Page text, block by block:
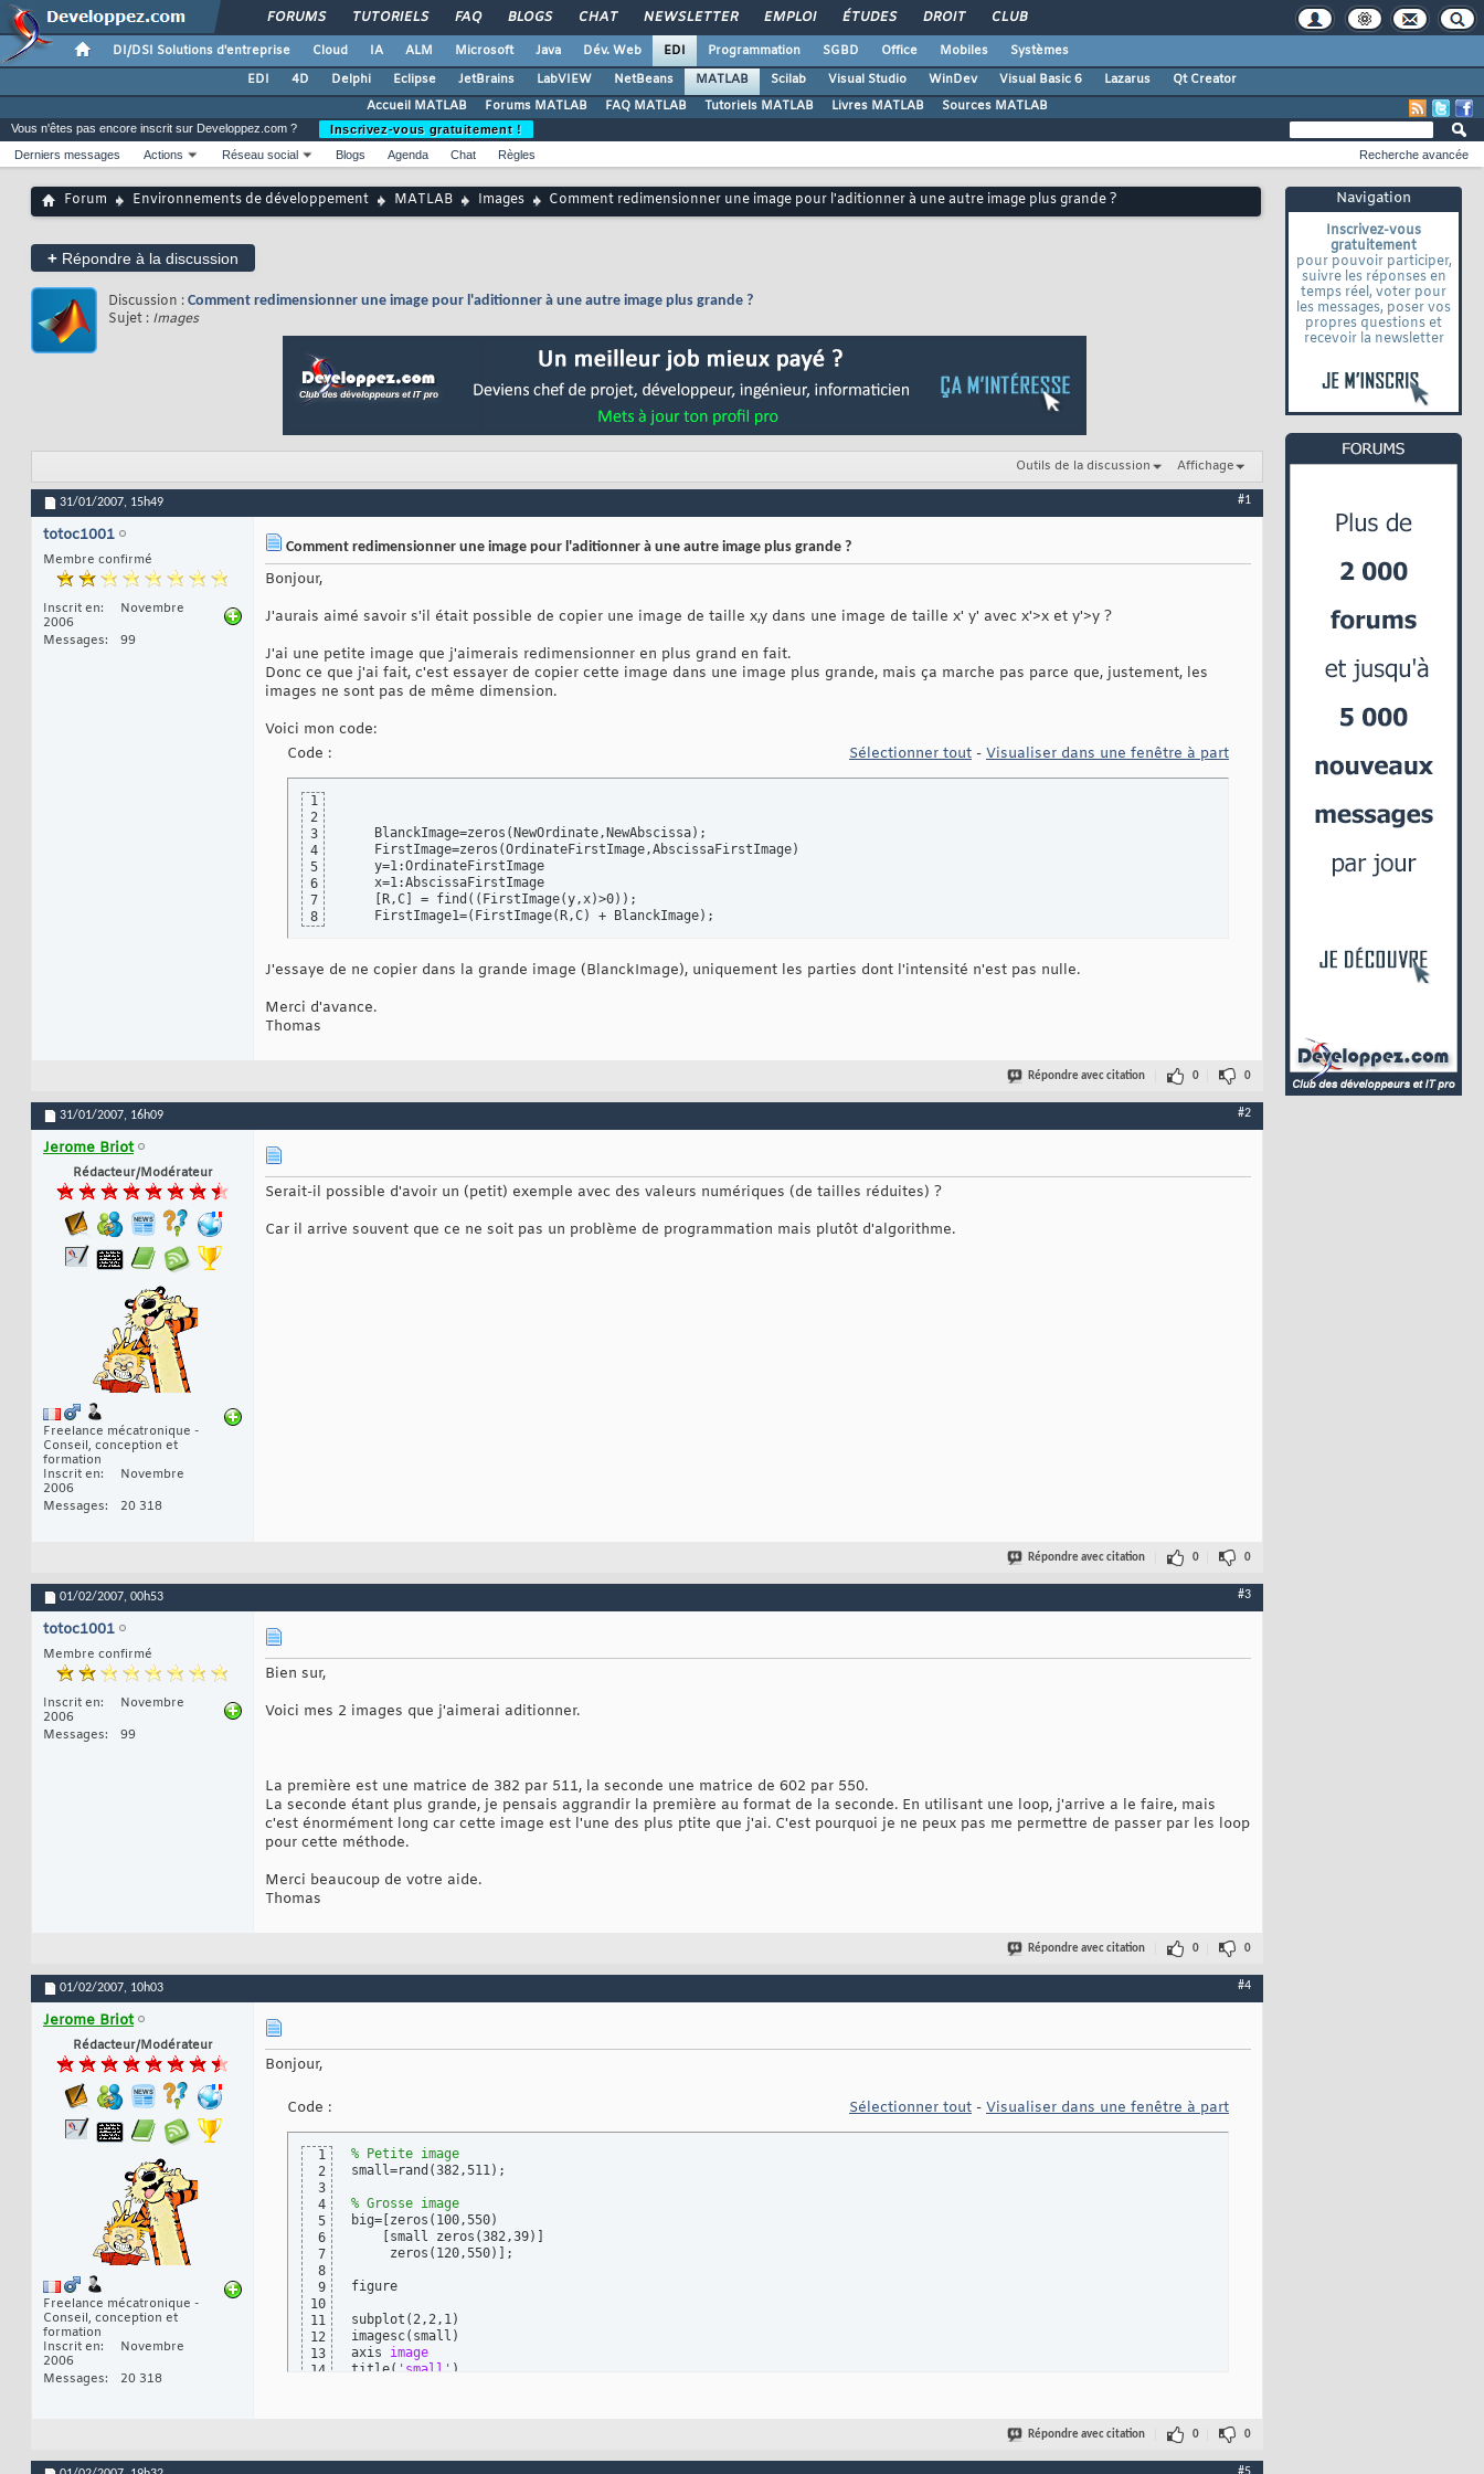
FORUMS TUTORIELS FAQ BLOGS CHAT NEWSLETTER EMPLOI ÉTUDES DROIT CLUB
DI/DSI Solutions d'entreprise Cloud IA ALM Microsoft Java Dév. Web EDI Programmation SGBD Office Mobiles
Systèmes
EDI
4D Delphi Eclipse JetBrains LabVIEW NetBeans MATLAB Scilab Visual Studio WinDev Visual Basic 6 Lazarus
Qt Creator
Accueil MATLAB
Forums MATLAB FAQ MATLAB Tutoriels MATLAB Livres MATLAB Sources MATLAB
Navigation
Inscrivez-vous
gratuitement
pour pouvoir participer,
suivre les réponses en
temps réel, voter pour
les messages, poser vos
propres questions et
recevoir la newsletter
Vous n'êtes pas encore inscrit sur Developpez.com ?
Inscrivez-vous gratuitement !
Derniers messages
Actions Réseau social Blogs Agenda Chat Règles Recherche avancée
Forum Environnements de développement MATLAB Images Comment redimensionner une image pour l'aditionner à une autre image plus grande ?
+ Répondre à la discussion
Discussion : Comment redimensionner une image pour l'aditionner à une autre image plus grande ?
Sujet : Images
Outils de la discussion Affichage
31/01/2007, 15h49 #1
totoc1001
Membre confirmé
Inscrit en
Novembre
2006
Messages
99
Comment redimensionner une image pour l'aditionner à une autre image plus grande ?
Bonjour,
J'aurais aimé savoir s'il était possible de copier une image de taille x,y dans une image de taille x' y' avec x'>x et y'>y ?
J'ai une petite image que j'aimerais redimensionner en plus grand en fait.
Donc ce que j'ai fait, c'est essayer de copier cette image dans une image plus grande, mais ça marche pas parce que, justement, les
images ne sont pas de même dimension.
Voici mon code:
Code :
Sélectionner tout - Visualiser dans une fenêtre à part
1
2
3
4
5
6
7
8
    BlanckImage=zeros
( NewOrdinate,NewAbscissa) ;
    FirstImage=zeros
(OrdinateFirstImage,AbscissaFirstImage)
    y=1:OrdinateFirstImage
    x=1:AbscissaFirstImage
R,C = find ( ( FirstImage(y,x)>0) ) ;
    FirstImage1=
( FirstImage( R,C) + BlanckImage) ;
J'essaye de ne copier dans la grande image (BlanckImage), uniquement les parties dont l'intensité n'est pas nulle.
Merci d'avance.
Thomas
Répondre avec citation 0 0
31/01/2007, 16h09 #2
Jerome Briot
Rédacteur/Modérateur
Freelance mécatronique -
Conseil, conception et
formation
Inscrit en
Novembre
2006
Messages
20 318
Serait-il possible d'avoir un (petit) exemple avec des valeurs numériques (de tailles réduites) ?
Car il arrive souvent que ce ne soit pas un problème de programmation mais plutôt d'algorithme.
Répondre avec citation 0 0
01/02/2007, 00h53 #3
totoc1001
Membre confirmé
Inscrit en
Novembre
2006
Messages
99
Bien sur,
Voici mes 2 images que j'aimerai aditionner.
La première est une matrice de 382 par 511, la seconde une matrice de 602 par 550.
La seconde étant plus grande, je pensais aggrandir la première au format de la seconde. En utilisant une loop, j'arrive a le faire, mais
c'est énormément long car cette image est l'une des plus ptite que j'ai. C'est pourquoi je ne peux pas me permettre de passer par les loop
pour cette méthode.
Merci beaucoup de votre aide.
Thomas
Répondre avec citation 0 0
01/02/2007, 10h03 #4
Jerome Briot
Rédacteur/Modérateur
Freelance mécatronique -
Conseil, conception et
formation
Inscrit en
Novembre
2006
Messages
20 318
Bonjour,
Code : Sélectionner tout - Visualiser dans une fenêtre à part
1
2
3
4
5
6
7
8
9
10
11
12
13
14
% Petite image
small=rand (382,511) ;
% Grosse image
big= zeros ( 100,550)
small zeros (382,39)
     zeros
( 120,550) ;
figure
subplot ( 2,2,1)
imagesc( small )
axis image
title( 'small' )
Répondre avec citation 0 0